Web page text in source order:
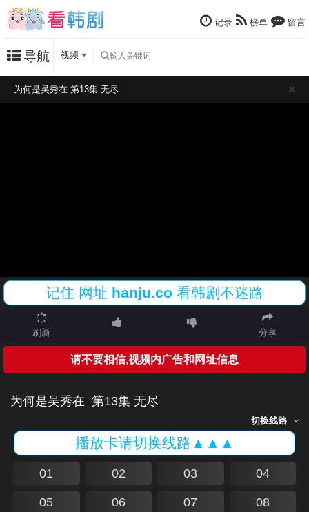
记录 榜单 留言
导航 视频
为何是吴秀在 第13集 无尽
记住 网址 hanju.co 看韩剧不迷路
刷新 分享
请不要相信,视频内广告和网址信息
为何是吴秀在 第13集 无尽
切换线路
播放卡请切换线路▲▲▲
01 02 03 04
05 06 07 08